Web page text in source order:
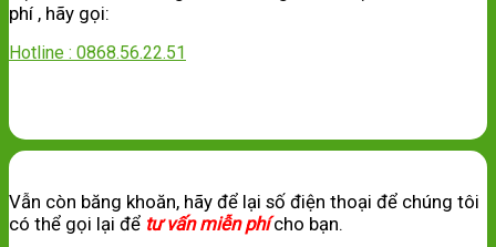
phí , hãy gọi:
Hotline : 0868.56.22.51
Vẫn còn băng khoăn, hãy để lại số điện thoại để chúng tôi
có thể gọi lại để tư vấn miễn phícho bạn.